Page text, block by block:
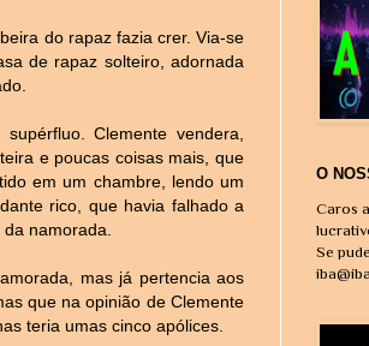
do rapaz fazia crer. Via-se
de rapaz solteiro, adornada
Clemente vendera,
e poucas coisas mais, que
em um chambre, lendo um
rico, que havia falhado a
namorada.
mas já pertencia aos
que na opinião de Clemente
teria umas cinco apólices.
O
Caros
Se